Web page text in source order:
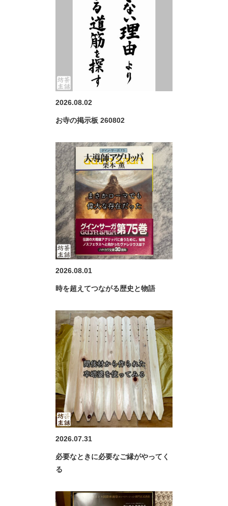
2026.08.02
お寺の掲示板 260802
2026.08.01
時を超えてつながる歴史と物語
2026.07.31
必要なときに必要なご縁がやってく
る